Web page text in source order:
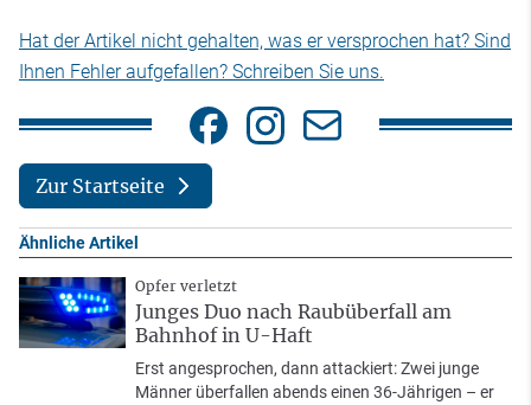
Hat der Artikel nicht gehalten, was er versprochen hat? Sind
Ihnen Fehler aufgefallen? Schreiben Sie uns.
Zur Startseite
Ähnliche Artikel
Opfer verletzt
Junges Duo nach Raubüberfall am
Bahnhof in U-Haft
Erst angesprochen, dann attackiert: Zwei junge
Männer überfallen abends einen 36-Jährigen – er